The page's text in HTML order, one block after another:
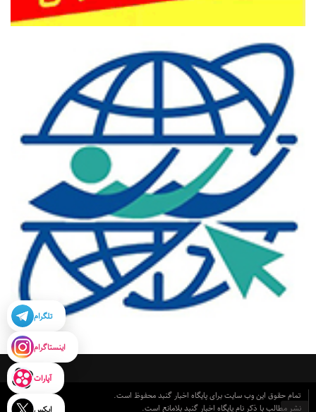
تمام حقوق این وب سایت برای پایگاه اخبار گنبد محفوظ است.
نشر مطالب با ذکر نام پایگاه اخبار گنبد بلامانع است.
تلگرام
اینستاگرام
آپارات
ایکس